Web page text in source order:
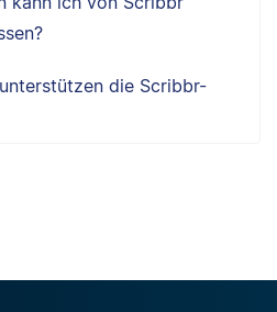
die Scribbr-